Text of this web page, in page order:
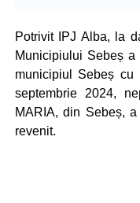
Potrivit IPJ Alba, la
Municipiului Sebeș
municipiul Sebeș
septembrie 2024,
MARIA, din Sebeș,
revenit.